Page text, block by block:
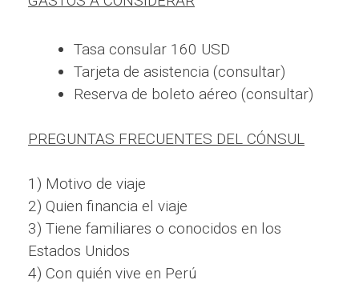
Tasa consular 160 USD
Tarjeta de asistencia (consultar)
Reserva de boleto aéreo (consultar)
PREGUNTAS FRECUENTES DEL CÓNSUL
1) Motivo de viaje
2) Quien financia el viaje
3) Tiene familiares o conocidos en los
Estados Unidos
4) Con quién vive en Perú